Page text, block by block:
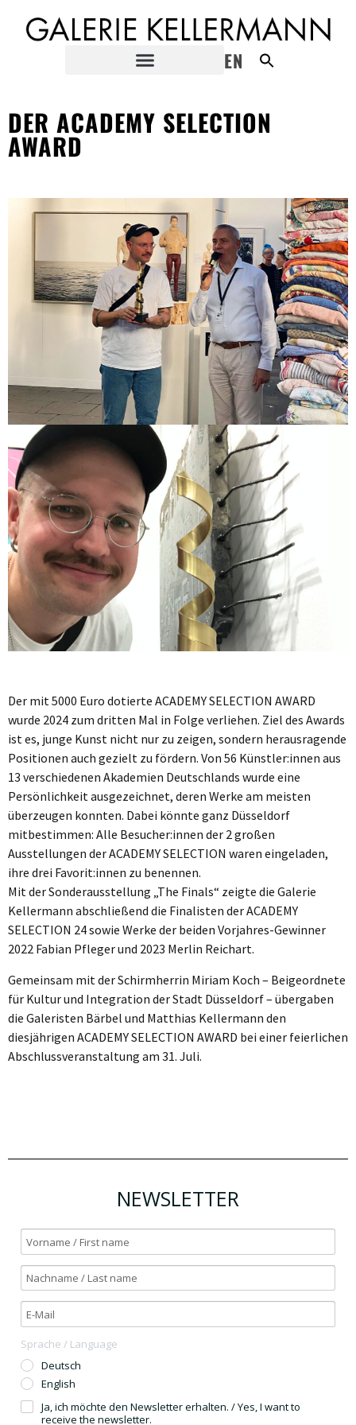
EN
DER ACADEMY SELECTION
AWARD
Der mit 5000 Euro dotierte ACADEMY SELECTION AWARD
wurde 2024 zum dritten Mal in Folge verliehen. Ziel des Awards
ist es, junge Kunst nicht nur zu zeigen, sondern herausragende
Positionen auch gezielt zu fördern. Von 56 Künstler:innen aus
13 verschiedenen Akademien Deutschlands wurde eine
Persönlichkeit ausgezeichnet, deren Werke am meisten
überzeugen konnten. Dabei könnte ganz Düsseldorf
mitbestimmen: Alle Besucher:innen der 2 großen
Ausstellungen der ACADEMY SELECTION waren eingeladen,
ihre drei Favorit:innen zu benennen.
Mit der Sonderausstellung „The Finals“ zeigte die Galerie
Kellermann abschließend die Finalisten der ACADEMY
SELECTION 24 sowie Werke der beiden Vorjahres-Gewinner
2022 Fabian Pfleger und 2023 Merlin Reichart.
Gemeinsam mit der Schirmherrin Miriam Koch – Beigeordnete
für Kultur und Integration der Stadt Düsseldorf – übergaben
die Galeristen Bärbel und Matthias Kellermann den
diesjährigen ACADEMY SELECTION AWARD bei einer feierlichen
Abschlussveranstaltung am 31. Juli.
NEWSLETTER
Sprache / Language
Deutsch
English
Ja, ich möchte den Newsletter erhalten. / Yes, I want to
receive the newsletter.